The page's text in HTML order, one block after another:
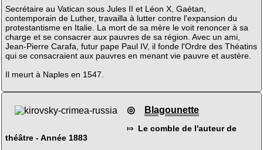
Secrétaire au Vatican sous Jules II et Léon X, Gaétan,
contemporain de Luther, travailla à lutter contre l'expansion du
protestantisme en Italie. La mort de sa mère le voit renoncer à sa
charge et se consacrer aux pauvres de sa région. Avec un ami,
Jean-Pierre Carafa, futur pape Paul IV, il fonde l'Ordre des Théatins
qui se consacraient aux pauvres en menant vie pauvre et austère.
Il meurt à Naples en 1547.
◎ Blagounette
⤇ Le comble de l'auteur de
théâtre - Année 1883